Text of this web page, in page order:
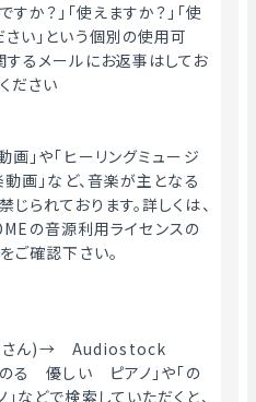
か？」「使えますか？」「使
い」という個別の使用可
するメールにお返事はしてお
ださい
」や「ヒーリングミュージ
動画」など、音楽が主となる
られております。詳しくは、
の音源利用ライセンスの
ご確認下さい。
さん)→　Audiostock
　優しい　ピアノ」や「の
などで検索していただくと、